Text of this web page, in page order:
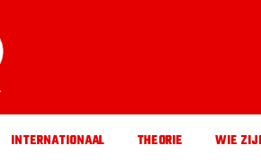
INTERNATIONAAL THEORIE WIE